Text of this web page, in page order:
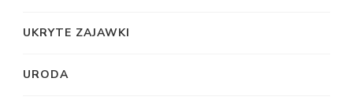
UKRYTE ZAJAWKI
URODA